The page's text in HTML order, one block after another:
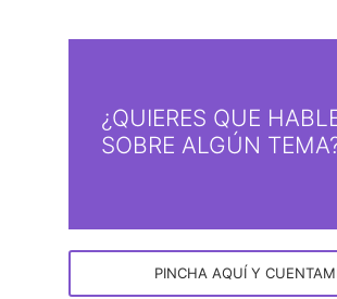
¿QUIERES QUE
SOBRE ALGÚN
PINCHA AQUÍ Y